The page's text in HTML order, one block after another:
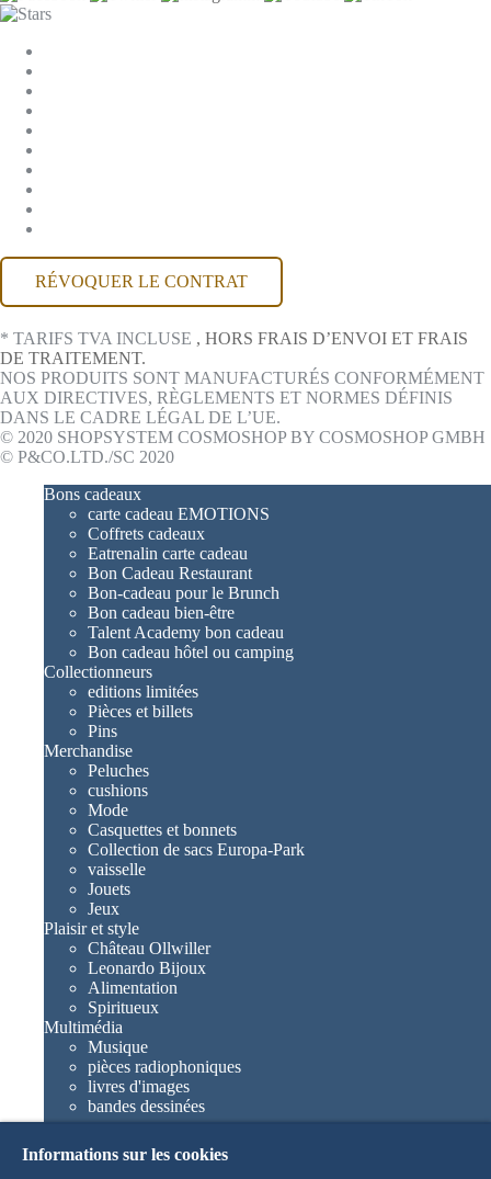
RÉVOQUER LE CONTRAT
* TARIFS TVA INCLUSE , HORS FRAIS D’ENVOI ET FRAIS
DE TRAITEMENT.
NOS PRODUITS SONT MANUFACTURÉS CONFORMÉMENT
AUX DIRECTIVES, RÈGLEMENTS ET NORMES DÉFINIS
DANS LE CADRE LÉGAL DE L’UE.
© 2020 SHOPSYSTEM COSMOSHOP BY COSMOSHOP GMBH
© P&CO.LTD./SC 2020
Bons cadeaux
carte cadeau EMOTIONS
Coffrets cadeaux
Eatrenalin carte cadeau
Bon Cadeau Restaurant
Bon-cadeau pour le Brunch
Bon cadeau bien-être
Talent Academy bon cadeau
Bon cadeau hôtel ou camping
Collectionneurs
editions limitées
Pièces et billets
Pins
Merchandise
Peluches
cushions
Mode
Casquettes et bonnets
Collection de sacs Europa-Park
vaisselle
Jouets
Jeux
Plaisir et style
Château Ollwiller
Leonardo Bijoux
Alimentation
Spiritueux
Multimédia
Musique
pièces radiophoniques
livres d'images
bandes dessinées
Europa-Park livres
Jeux et films
Informations sur les cookies